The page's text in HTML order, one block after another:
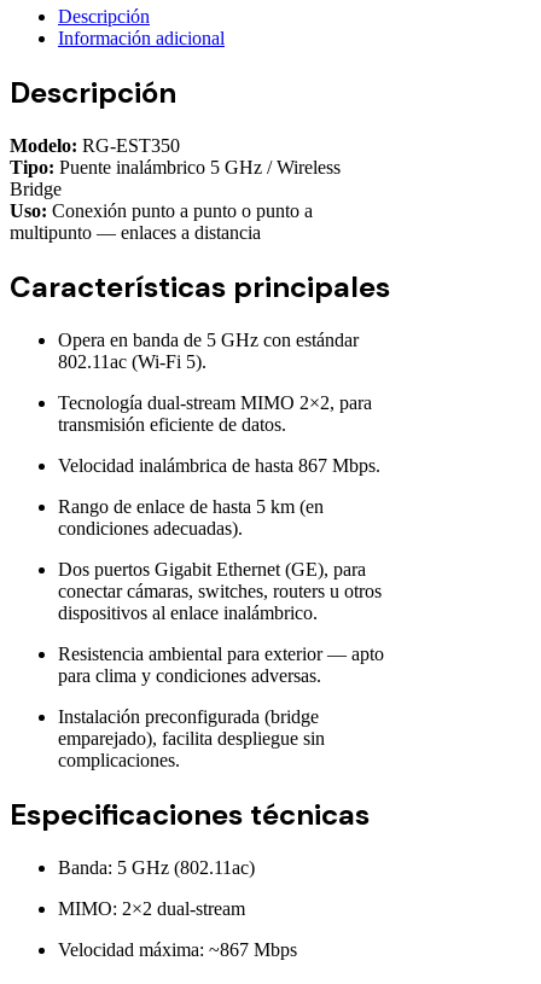
Descripción
Información adicional
Descripción
Modelo: RG-EST350
Tipo: Puente inalámbrico 5 GHz / Wireless
Bridge
Uso: Conexión punto a punto o punto a
multipunto — enlaces a distancia
Características principales
Opera en banda de 5 GHz con estándar
802.11ac (Wi-Fi 5).
Tecnología dual-stream MIMO 2×2, para
transmisión eficiente de datos.
Velocidad inalámbrica de hasta 867 Mbps.
Rango de enlace de hasta 5 km (en
condiciones adecuadas).
Dos puertos Gigabit Ethernet (GE), para
conectar cámaras, switches, routers u otros
dispositivos al enlace inalámbrico.
Resistencia ambiental para exterior — apto
para clima y condiciones adversas.
Instalación preconfigurada (bridge
emparejado), facilita despliegue sin
complicaciones.
Especificaciones técnicas
Banda: 5 GHz (802.11ac)
MIMO: 2×2 dual-stream
Velocidad máxima: ~867 Mbps